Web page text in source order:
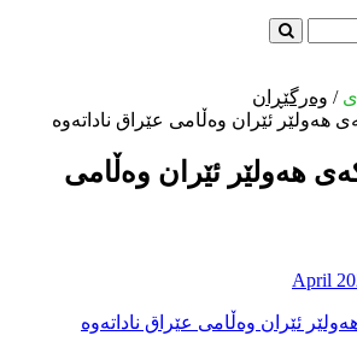
/ وەرگێڕان
ئێران وه‌ڵامى عێراق ناداته‌وه‌
هه‌ولێر ئێران وه‌ڵامى
April